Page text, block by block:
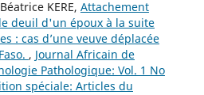
KERE, Attachement
deuil d'un époux à la suite
: cas d’une veuve déplacée
, Journal Africain de
Pathologique: Vol. 1 No
spéciale: Articles du